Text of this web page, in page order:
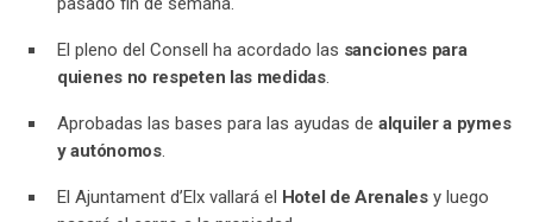
El pleno del Consell ha acordado las sanciones para
quienes no respeten las medidas.
Aprobadas las bases para las ayudas de alquiler a pymes
y autónomos.
El Ajuntament d’Elx vallará el Hotel de Arenalesy luego